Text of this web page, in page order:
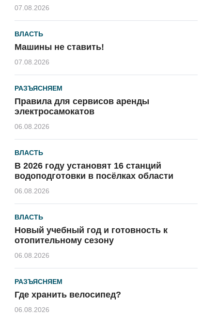
07.08.2026
ВЛАСТЬ
Машины не ставить!
07.08.2026
РАЗЪЯСНЯЕМ
Правила для сервисов аренды
электросамокатов
06.08.2026
ВЛАСТЬ
В 2026 году установят 16 станций
водоподготовки в посёлках области
06.08.2026
ВЛАСТЬ
Новый учебный год и готовность к
отопительному сезону
06.08.2026
РАЗЪЯСНЯЕМ
Где хранить велосипед?
06.08.2026